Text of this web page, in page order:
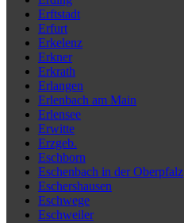
Erftstadt
Erfurt
Erkelenz
Erkner
Erkrath
Erlangen
Erlenbach am Main
Erlensee
Erwitte
Erzgeb.
Eschborn
Eschenbach in der Oberpfalz
Eschershausen
Eschwege
Eschweiler